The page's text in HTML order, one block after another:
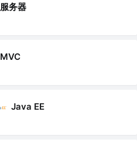
服务器
MVC
Java EE